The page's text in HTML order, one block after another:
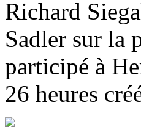
Richard
Sadler sur la
participé à
26 heures